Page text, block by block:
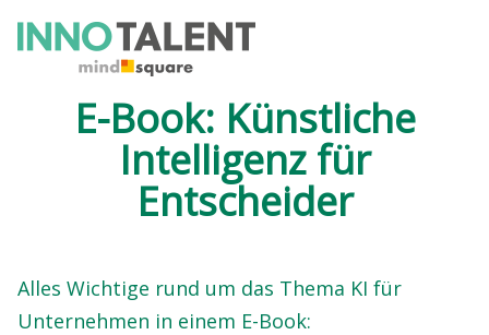
E-Book: Künstliche
Intelligenz für
Entscheider
Alles Wichtige rund um das Thema KI für
Unternehmen in einem E-Book: